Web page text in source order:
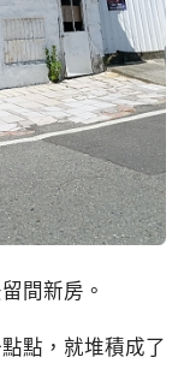
間新房。
點，就堆積成了